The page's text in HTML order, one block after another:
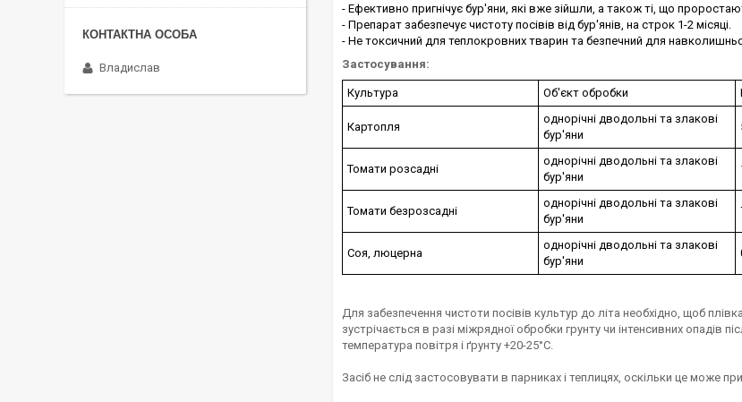
- Ефективно пригнічує бур'яни, які вже зійшли, а також ті, що
- Препарат забезпечує чистоту посівів від бур'янів, на строк 1-2 місяці.
- Не токсичний для теплокровних тварин та безпечний для
Застосування:
Культура Об'єкт обробки
Картопля
однорічні дводольні та злакові
бур'яни
Томати розсадні
однорічні дводольні та злакові
бур'яни
Томати безрозсадні
однорічні дводольні та злакові
бур'яни
Соя, люцерна
однорічні дводольні та злакові
бур'яни
Для забезпечення чистоти посівів культур до літа необхідно, щоб
зустрічається в разі міжрядної обробки грунту чи інтенсивних опадів
температура повітря і ґрунту +20-25°С.
Засіб не слід застосовувати в парниках і теплицях, оскільки це може
Владислав